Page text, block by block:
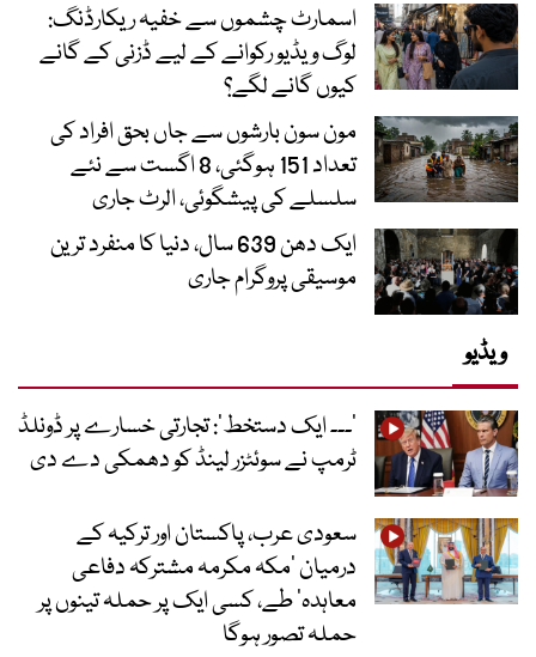
اسمارٹ چشموں سے خفیہ ریکارڈنگ:
لوگ ویڈیو رکوانے کے لیے ڈزنی کے گانے
کیوں گانے لگے؟
مون سون بارشوں سے جاں بحق افراد کی
تعداد 151 ہوگئی، 8 اگست سے نئے
سلسلے کی پیشگوئی، الرٹ جاری
ایک دھن 639 سال، دنیا کا منفرد ترین
موسیقی پروگرام جاری
ویڈیو
’۔۔۔ ایک دستخط‘: تجارتی خسارے پر ڈونلڈ
ٹرمپ نے سوئٹزر لینڈ کو دھمکی دے دی
سعودی عرب، پاکستان اور ترکیہ کے
درمیان ’مکہ مکرمہ مشترکہ دفاعی
معاہدہ‘ طے، کسی ایک پر حملہ تینوں پر
حملہ تصور ہوگا